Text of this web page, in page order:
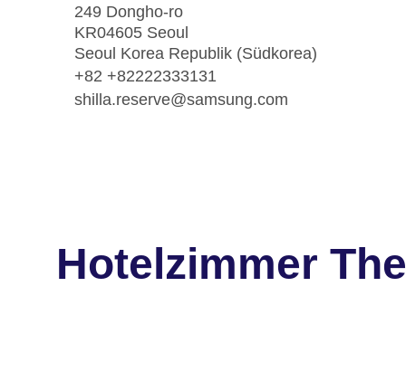
249 Dongho-ro
KR04605 Seoul
Seoul Korea Republik (Südkorea)
+82 +82222333131
shilla.reserve@samsung.com
Hotelzimmer